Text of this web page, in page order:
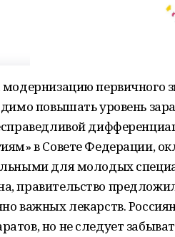
модернизацию первичного
повышать уровень
в Совете Федерации,
для молодых
правительство
важных лекарств.
но не следует